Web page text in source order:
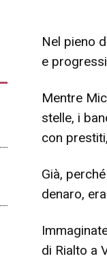
Nel pieno
e
Mentre
stelle, i
con
Già,
denaro,
di Rialto a